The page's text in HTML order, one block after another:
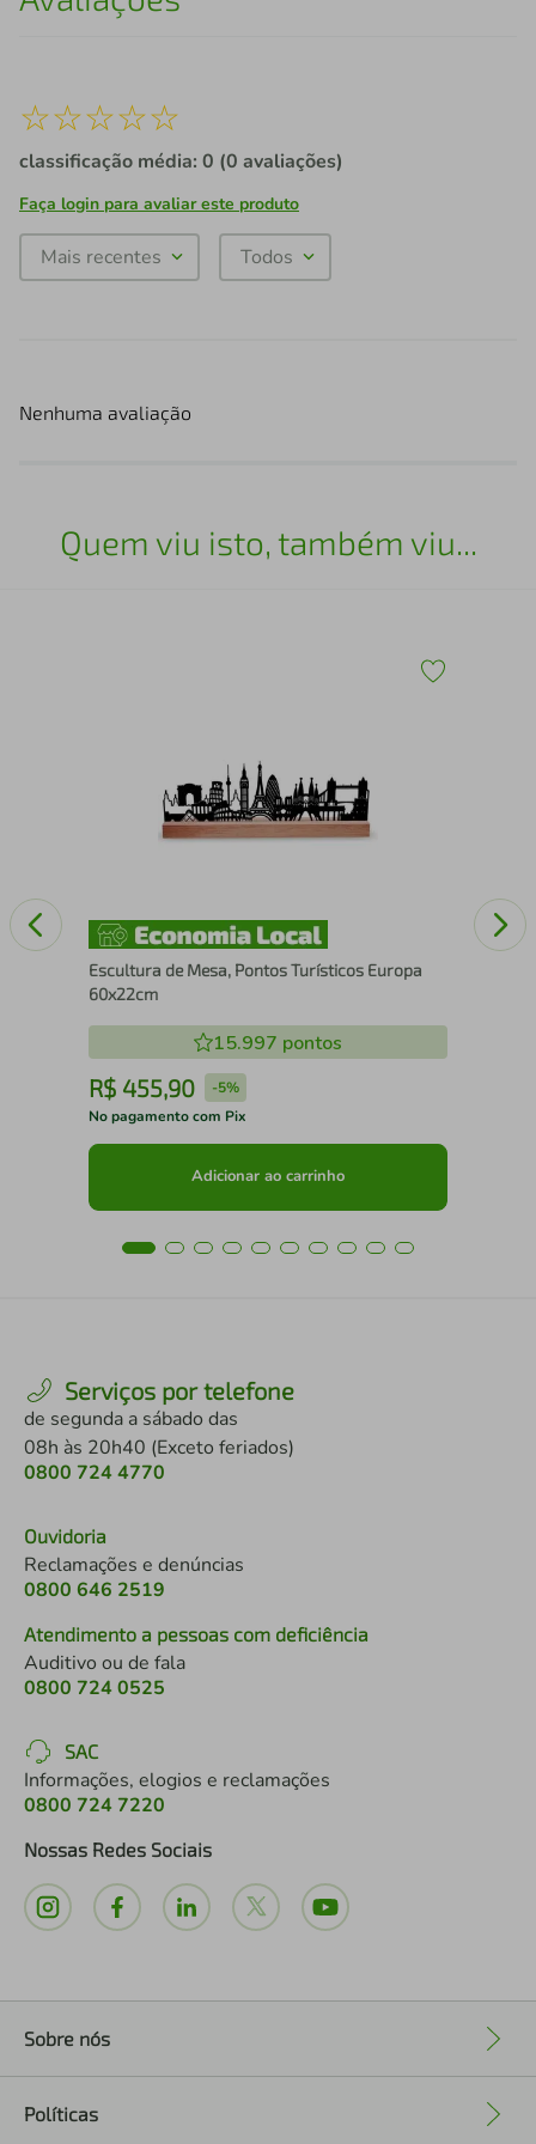
☆☆☆☆☆
classificação média: 0 (0 avaliações)
Faça login para avaliar este produto
Mais recentes Todos
Nenhuma avaliação
Quem viu isto, também viu...
Escultura de Mesa, Pontos Turísticos Europa
60x22cm
15.997 pontos
R$ 455,90 -5%
No pagamento com Pix
Adicionar ao carrinho
Serviços por telefone
de segunda a sábado das
08h às 20h40 (Exceto feriados)
0800 724 4770
Ouvidoria
Reclamações e denúncias
0800 646 2519
Atendimento a pessoas com deficiência
Auditivo ou de fala
0800 724 0525
SAC
Informações, elogios e reclamações
0800 724 7220
Nossas Redes Sociais
Sobre nós
Políticas